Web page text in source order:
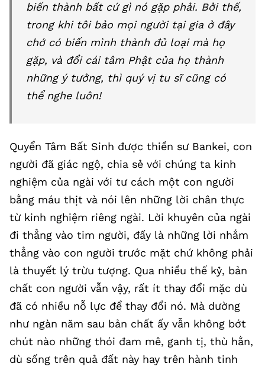
biến thành bất cứ gì nó gặp phải. Bởi thế,
trong khi tôi bảo mọi người tại gia ở đây
chớ có biến mình thành đủ loại mà họ
gặp, và đổi cái tâm Phật của họ thành
những ý tưởng, thì quý vị tu sĩ cũng có
thể nghe luôn!
Quyển Tâm Bất Sinh được thiền sư Bankei, con
người đã giác ngộ, chia sẻ với chúng ta kinh
nghiệm của ngài với tư cách một con người
bằng máu thịt và nói lên những lời chân thực
từ kinh nghiệm riêng ngài. Lời khuyên của ngài
đi thẳng vào tim người, đấy là những lời nhắm
thẳng vào con người trước mặt chứ không phải
là thuyết lý trừu tượng. Qua nhiều thế kỷ, bản
chất con người vẫn vậy, rất ít thay đổi mặc dù
đã có nhiều nỗ lực để thay đổi nó. Mà dường
như ngàn năm sau bản chất ấy vẫn không bớt
chút nào những thói đam mê, ganh tị, thù hằn,
dù sống trên quả đất này hay trên hành tinh